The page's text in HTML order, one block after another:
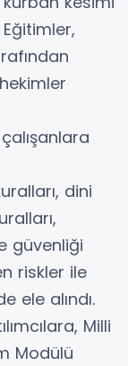
dini
güvenliği
riskler ile
ele alındı.
Milli
Modülü